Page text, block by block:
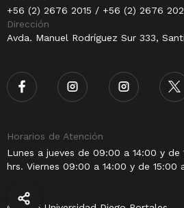
+56 (2) 2676 2015 / +56 (2) 2676
Dirección
Avda. Manuel Rodríguez Sur 333,
Horarios de Atención
Lunes a jueves de 09:00 a 14:00 y de
hrs. Viernes 09:00 a 14:00 y de 15:00